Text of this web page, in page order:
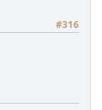
#316